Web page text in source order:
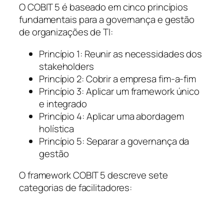
O COBIT 5 é baseado em cinco princípios
fundamentais para a governança e gestão
de organizações de TI:
Princípio 1: Reunir as necessidades dos
stakeholders
Princípio 2: Cobrir a empresa fim-a-fim
Princípio 3: Aplicar um framework único
e integrado
Princípio 4: Aplicar uma abordagem
holística
Princípio 5: Separar a governança da
gestão
O framework COBIT 5 descreve sete
categorias de facilitadores: